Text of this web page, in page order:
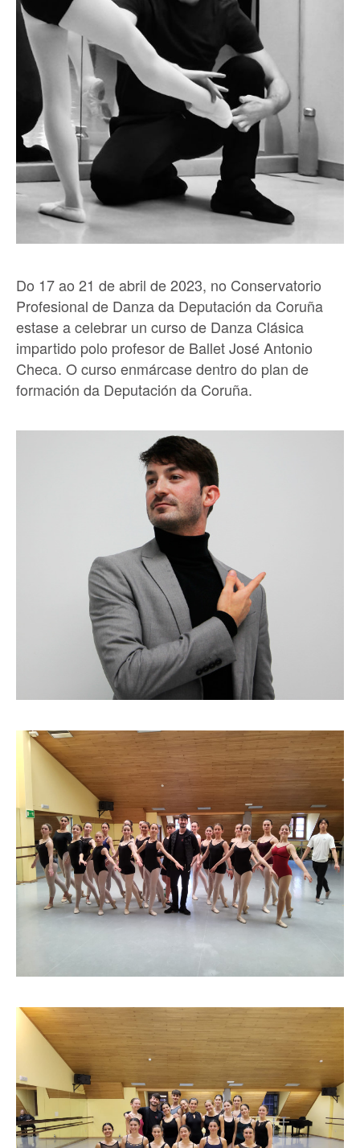
Do 17 ao 21 de abril de 2023, no Conservatorio
Profesional de Danza da Deputación da Coruña
estase a celebrar un curso de Danza Clásica
impartido polo profesor de Ballet José Antonio
Checa. O curso enmárcase dentro do plan de
formación da Deputación da Coruña.